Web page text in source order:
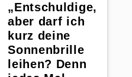
„Entschuldige,
aber darf ich
kurz deine
Sonnenbrille
leihen? Denn